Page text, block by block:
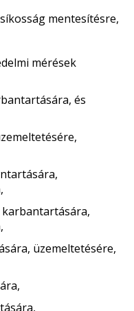
mentesítésre,
mérések
és
üzemeltetésére,